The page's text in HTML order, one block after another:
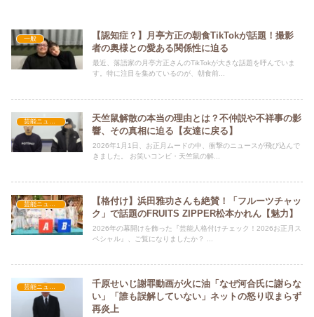
一般
【認知症？】月亭方正の朝食TikTokが話題！撮影
者の奥様との愛ある関係性に迫る
最近、落語家の月亭方正さんのTikTokが大きな話題を呼んでいま
す。特に注目を集めているのが、朝食前...
天竺鼠解散の本当の理由とは？不仲説や不祥事の影
響、その真相に迫る【友達に戻る】
2026年1月1日、お正月ムードの中、衝撃のニュースが飛び込んで
きました。 お笑いコンビ・天竺鼠の解...
【格付け】浜田雅功さんも絶賛！「フルーツチャッ
ク」で話題のFRUITS ZIPPER松本かれん【魅力】
2026年の幕開けを飾った『芸能人格付けチェック！2026お正月ス
ペシャル』、ご覧になりましたか？ ...
千原せいじ謝罪動画が火に油「なぜ河合氏に謝らな
い」「誰も誤解していない」ネットの怒り収まらず
再炎上